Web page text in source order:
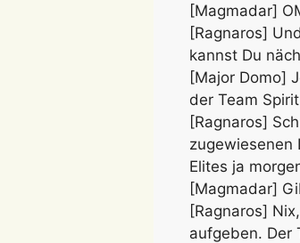
[Magmadar]
[Ragnaros]
kannst Du
[Major Domo]
der Team
[Ragnaros]
zugewiesenen
Elites ja
[Magmadar]
[Ragnaros]
aufgeben. Der